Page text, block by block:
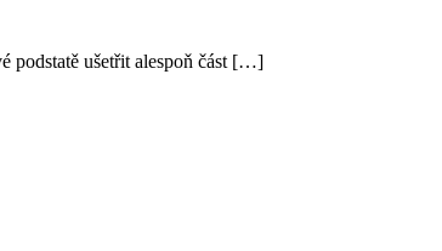
podstatě ušetřit alespoň část […]